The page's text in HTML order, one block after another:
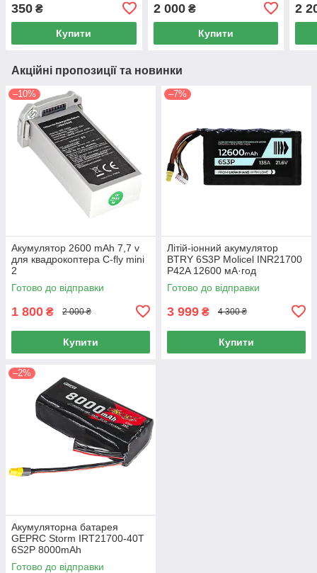
350 ₴
Купити
2 000₴
Купити
2
Акційні пропозиції та новинки
–10%
Акумулятор 2600 mAh 7,7 v
для квадрокоптера C-fly mini
2
Готово до відправки
1 800 ₴ 2 000 ₴
Купити
–7%
Літій-іонний акумулятор
BTRY 6S3P Molicel INR21700
P42A 12600 мА·год
Готово до відправки
3 999 ₴ 4 300 ₴
Купити
–2%
Акумуляторна батарея
GEPRC Storm IRT21700-40T
6S2P 8000mAh
Готово до відправки